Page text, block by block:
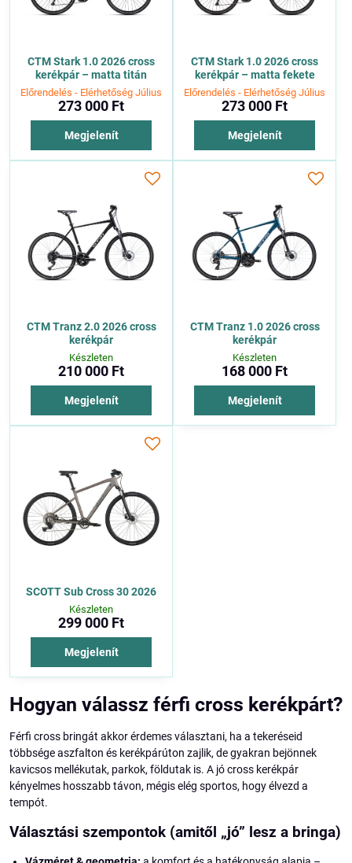
CTM Stark 1.0 2026 cross
kerékpár – matta titán
Előrendelés - Elérhetőség Július
273 000 Ft
Megjelenít
CTM Stark 1.0 2026 cross
kerékpár – matta fekete
Előrendelés - Elérhetőség Július
273 000 Ft
Megjelenít
CTM Tranz 2.0 2026 cross
kerékpár
Készleten
210 000 Ft
Megjelenít
CTM Tranz 1.0 2026 cross
kerékpár
Készleten
168 000 Ft
Megjelenít
SCOTT Sub Cross 30 2026
Készleten
299 000 Ft
Megjelenít
Hogyan válassz férfi cross kerékpárt?
Férfi cross bringát akkor érdemes választani, ha a tekeréseid
többsége aszfalton és kerékpárúton zajlik, de gyakran bejönnek
kavicsos mellékutak, parkok, földutak is. A jó cross kerékpár
kényelmes hosszabb távon, mégis elég sportos, hogy élvezd a
tempót.
Választási szempontok (amitől „jó” lesz a bringa)